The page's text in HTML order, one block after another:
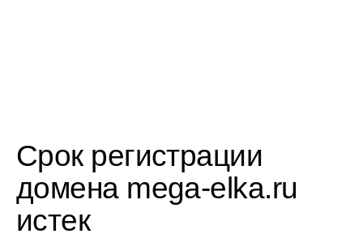
Срок регистрации
домена mega-elka.ru
истек